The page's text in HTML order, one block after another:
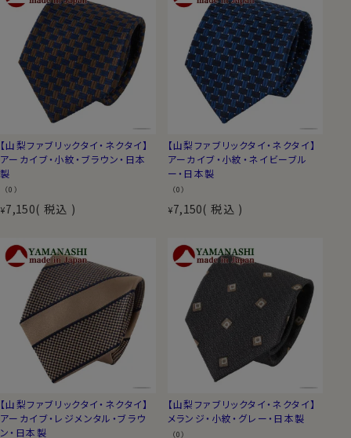
【山梨ファブリックタイ・ネクタイ】
アーカイブ・小紋・ブラウン・日本
製
（0）
¥7,150 税込
【山梨ファブリックタイ・ネクタイ】
アーカイブ・小紋・ネイビーブル
ー・日本製
（0）
¥7,150 税込
【山梨ファブリックタイ・ネクタイ】
アーカイブ・レジメンタル・ブラウ
ン・日本製
【山梨ファブリックタイ・ネクタイ】
メランジ・小紋・グレー・日本製
（0）